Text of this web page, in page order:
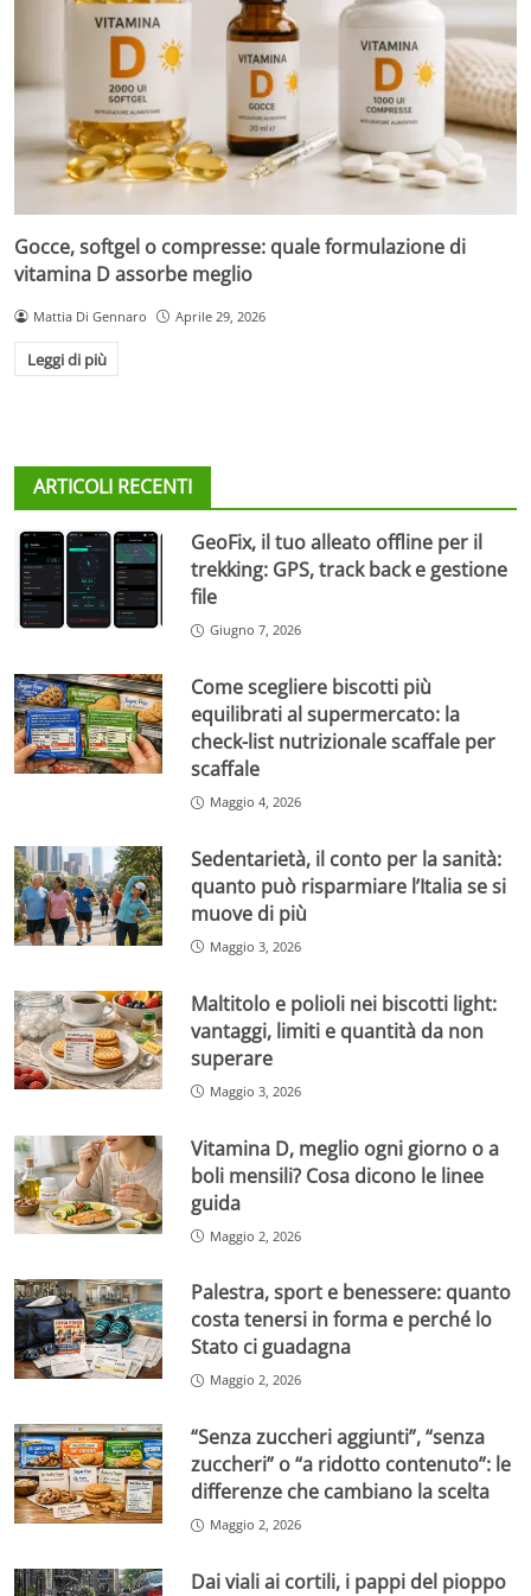
Gocce, softgel o compresse: quale formulazione di
vitamina D assorbe meglio
Mattia Di Gennaro Aprile 29, 2026
Leggi di più
ARTICOLI RECENTI
GeoFix, il tuo alleato offline per il
trekking: GPS, track back e gestione
file
Giugno 7, 2026
Come scegliere biscotti più
equilibrati al supermercato: la
check-list nutrizionale scaffale per
scaffale
Maggio 4, 2026
Sedentarietà, il conto per la sanità:
quanto può risparmiare l’Italia se si
muove di più
Maggio 3, 2026
Maltitolo e polioli nei biscotti light:
vantaggi, limiti e quantità da non
superare
Maggio 3, 2026
Vitamina D, meglio ogni giorno o a
boli mensili? Cosa dicono le linee
guida
Maggio 2, 2026
Palestra, sport e benessere: quanto
costa tenersi in forma e perché lo
Stato ci guadagna
Maggio 2, 2026
“Senza zuccheri aggiunti”, “senza
zuccheri” o “a ridotto contenuto”: le
differenze che cambiano la scelta
Maggio 2, 2026
Dai viali ai cortili, i pappi del pioppo